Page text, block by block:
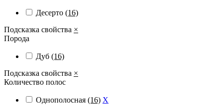
Десерто (16)
Подсказка свойства ×
Порода
Дуб (16)
Подсказка свойства ×
Количество полос
Однополосная (16) X